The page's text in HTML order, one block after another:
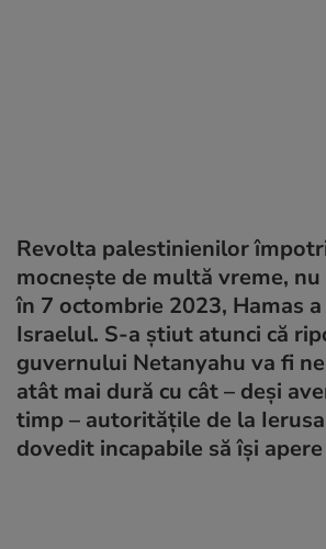
Revolta palestinienilor
mocneşte de multă vreme, nu
în 7 octombrie 2023, Hamas
Israelul. S-a ştiut atunci că
guvernului Netanyahu va fi
atât mai dură cu cât – deşi
timp – autorităţile de la
dovedit incapabile să îşi